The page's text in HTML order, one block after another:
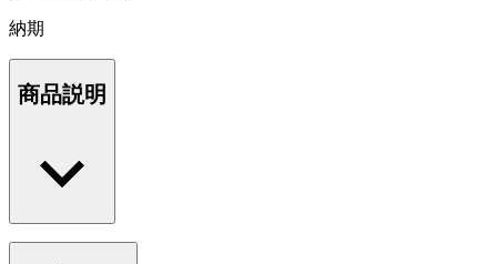
納期
商品説明